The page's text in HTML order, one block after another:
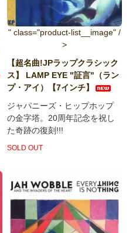
" class="product-list__image" /
>
【超名曲!JPラップクラシック
ス】 LAMP EYE "証言"（ラン
プ・アイ）【7インチ】
ジャパニーズ・ヒップホップ
の金字塔。20周年記念を祝し
た奇跡の復刻!!!
SOLD OUT